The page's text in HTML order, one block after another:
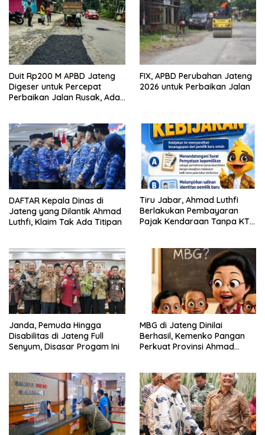
Duit Rp200 M APBD Jateng
Digeser untuk Percepat
Perbaikan Jalan Rusak, Ada
FIX, APBD Perubahan Jateng
2026 untuk Perbaikan Jalan
DAFTAR Kepala Dinas di
Jateng yang Dilantik Ahmad
Luthfi, Klaim Tak Ada Titipan
Tiru Jabar, Ahmad Luthfi
Berlakukan Pembayaran
Pajak Kendaraan Tanpa KTP
Janda, Pemuda Hingga
Disabilitas di Jateng Full
Senyum, Disasar Progam Ini
MBG di Jateng Dinilai
Berhasil, Kemenko Pangan
Perkuat Provinsi Ahmad